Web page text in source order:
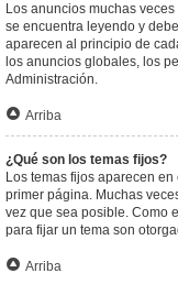
Los anuncios muchas
se encuentra leyendo y
aparecen al principio de
los anuncios globales, los
Administración.
Arriba
¿Qué son los temas fijos?
Los temas fijos aparecen
primer página. Muchas
vez que sea posible. Como
para fijar un tema son
Arriba